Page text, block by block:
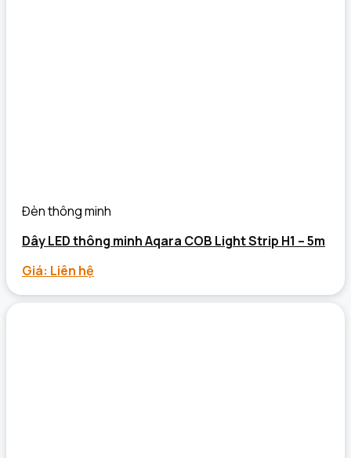
Đèn thông minh
Dây LED thông minh Aqara COB Light Strip H1 – 5m
Giá: Liên hệ